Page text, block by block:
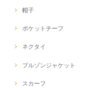
帽子
ポケットチーフ
ネクタイ
ブルゾンジャケット
スカーフ